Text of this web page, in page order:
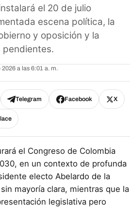
el 20 de julio
escena política, la
y oposición y la
pendientes.
2026 a las 6:01 a. m.
Telegram Facebook X
el Congreso de Colombia
en un contexto de profunda
electo Abelardo de la
mayoría clara, mientras que la
legislativa pero